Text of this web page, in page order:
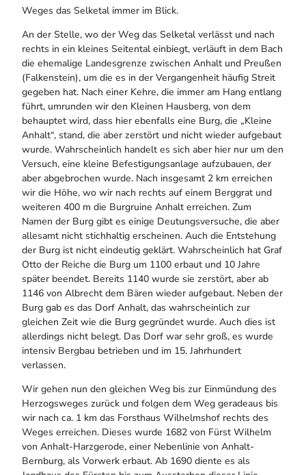
Weges das Selketal immer im Blick.
An der Stelle, wo der Weg das Selketal verlässt und nach
rechts in ein kleines Seitental einbiegt, verläuft in dem Bach
die ehemalige Landesgrenze zwischen Anhalt und Preußen
(Falkenstein), um die es in der Vergangenheit häufig Streit
gegeben hat. Nach einer Kehre, die immer am Hang entlang
führt, umrunden wir den Kleinen Hausberg, von dem
behauptet wird, dass hier ebenfalls eine Burg, die „Kleine
Anhalt“, stand, die aber zerstört und nicht wieder aufgebaut
wurde. Wahrscheinlich handelt es sich aber hier nur um den
Versuch, eine kleine Befestigungsanlage aufzubauen, der
aber abgebrochen wurde. Nach insgesamt 2 km erreichen
wir die Höhe, wo wir nach rechts auf einem Berggrat und
weiteren 400 m die Burgruine Anhalt erreichen. Zum
Namen der Burg gibt es einige Deutungsversuche, die aber
allesamt nicht stichhaltig erscheinen. Auch die Entstehung
der Burg ist nicht eindeutig geklärt. Wahrscheinlich hat Graf
Otto der Reiche die Burg um 1100 erbaut und 10 Jahre
später beendet. Bereits 1140 wurde sie zerstört, aber ab
1146 von Albrecht dem Bären wieder aufgebaut. Neben der
Burg gab es das Dorf Anhalt, das wahrscheinlich zur
gleichen Zeit wie die Burg gegründet wurde. Auch dies ist
allerdings nicht belegt. Das Dorf war sehr groß, es wurde
intensiv Bergbau betrieben und im 15. Jahrhundert
verlassen.
Wir gehen nun den gleichen Weg bis zur Einmündung des
Herzogsweges zurück und folgen dem Weg geradeaus bis
wir nach ca. 1 km das Forsthaus Wilhelmshof rechts des
Weges erreichen. Dieses wurde 1682 von Fürst Wilhelm
von Anhalt-Harzgerode, einer Nebenlinie von Anhalt-
Bernburg, als Vorwerk erbaut. Ab 1690 diente es als